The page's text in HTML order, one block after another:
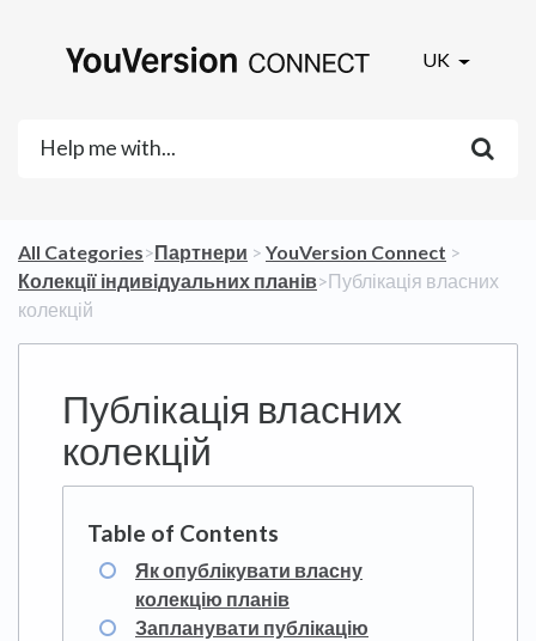
UK
All Categories​>​​Партнери ​ > ​ ​YouVersion Connect ​ > ​
Колекції індивідуальних планів​>​ Публікація власних
колекцій
Публікація власних
колекцій
Як опублікувати власну
колекцію планів
Запланувати публікацію